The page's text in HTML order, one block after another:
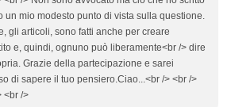
un mio modesto punto di vista sulla questione.
gli articoli, sono fatti anche per creare
e, quindi, ognuno può liberamente<br /> dire
Grazie della partecipazione e sarei
di sapere il tuo pensiero.Ciao...<br /> <br />
<br />